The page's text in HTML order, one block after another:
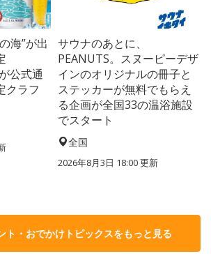
海”が出
公式通
クラフ
サウナのあとに、
PEANUTS。スヌーピーデザ
インのオリジナルの冊子と
ステッカーが無料でもらえ
る企画が全国33の温浴施設
でスタート
全国
2026年8月3日 18:00更新
ト・おでかけトピックスをもっと見る